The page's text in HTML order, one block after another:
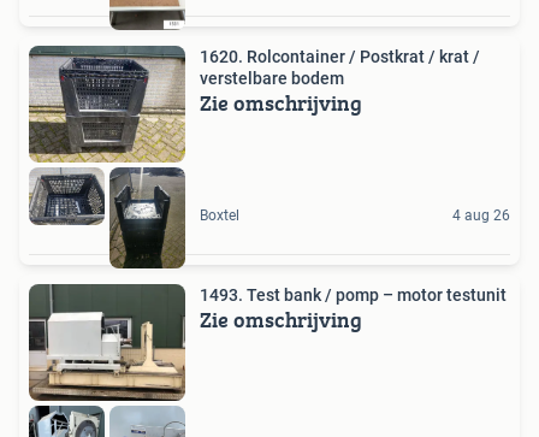
1620. Rolcontainer / Postkrat / krat /
verstelbare bodem
Zie omschrijving
Boxtel 4 aug 26
1493. Test bank / pomp – motor testunit
Zie omschrijving